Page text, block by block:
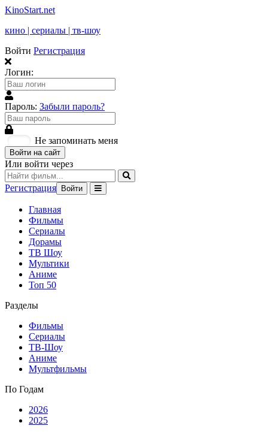
KinoStart.net
кино | сериалы | тв-шоу
Войти Регистрация
Логин:
Пароль: Забыли пароль?
Не запоминать меня
Войти на сайт
Или войти через
Регистрация Войти
Главная
Фильмы
Сериалы
Дорамы
ТВ Шоу
Мультики
Аниме
Топ 50
Разделы
Фильмы
Сериалы
ТВ-Шоу
Аниме
Мультфильмы
По Годам
2026
2025